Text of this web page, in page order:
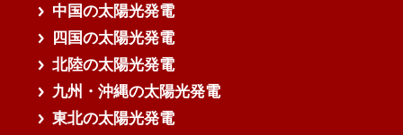
中国の太陽光発電
四国の太陽光発電
北陸の太陽光発電
九州・沖縄の太陽光発電
東北の太陽光発電